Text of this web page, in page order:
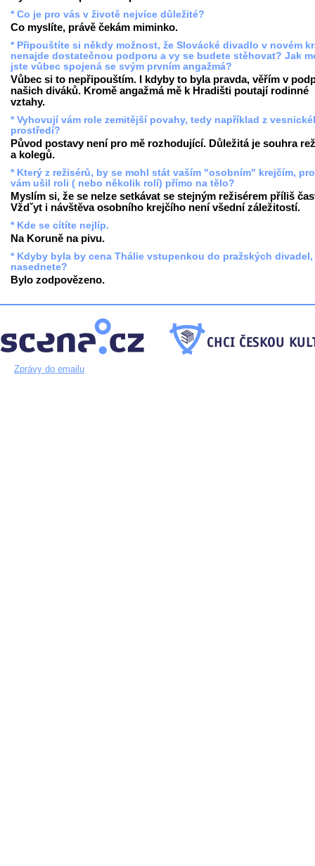
* Co je pro vás v životě nejvíce důležité?
Co myslíte, právě čekám miminko.
* Připouštíte si někdy možnost, že Slovácké divadlo v novém
nenajde dostatečnou podporu a vy se budete stěhovat? Jak
jste vůbec spojená se svým prvním angažmá?
Vůbec si to nepřipouštím. I kdyby to byla pravda, věřím v
našich diváků. Kromě angažmá mě k Hradišti poutají rodinné
vztahy.
* Vyhovují vám role zemitější povahy, tedy například z
prostředí?
Původ postavy není pro mě rozhodující. Důležitá je souhra
a kolegů.
* Který z režisérů, by se mohl stát vaším "osobním" krejčím,
vám ušil roli ( nebo několik rolí) přímo na tělo?
Myslím si, že se nelze setkávat se stejným režisérem příliš
Vždˇyt i návštěva osobního krejčího není všední záležitostí.
* Kde se cítíte nejlíp.
Na Koruně na pivu.
* Kdyby byla by cena Thálie vstupenkou do pražských divadel,
nasednete?
Bylo zodpovězeno.
Zprávy do emailu